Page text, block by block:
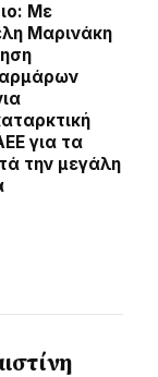
Με
Μαρινάκη
για τα
την μεγάλη